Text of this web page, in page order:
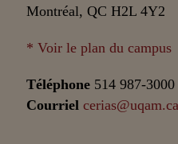
Montréal, QC H2L 4Y2
* Voir le plan du campus
Téléphone 514 987-
Courriel cerias@uqam.ca